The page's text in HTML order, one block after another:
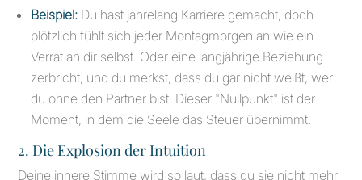
Beispiel: Du hast jahrelang Karriere gemacht, doch
plötzlich fühlt sich jeder Montagmorgen an wie ein
Verrat an dir selbst. Oder eine langjährige Beziehung
zerbricht, und du merkst, dass du gar nicht weißt, wer
du ohne den Partner bist. Dieser "Nullpunkt" ist der
Moment, in dem die Seele das Steuer übernimmt.
2. Die Explosion der Intuition
Deine innere Stimme wird so laut, dass du sie nicht mehr